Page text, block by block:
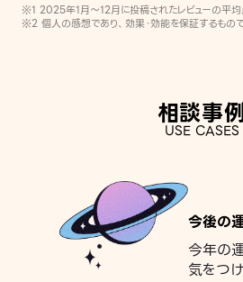
※1 2025年1月〜12月に投稿されたレビューの平均
※2 個人の感想であり、効果・効能を保証するもの
相談事
USE CASES
今後の
今年の
気をつ